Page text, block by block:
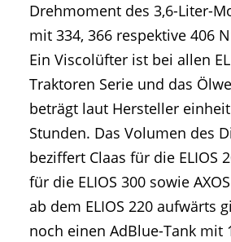
Drehmoment des 3,6-Liter-
mit 334, 366 respektive 406
Ein Viscolüfter ist bei allen
Traktoren Serie und das
beträgt laut Hersteller
Stunden. Das Volumen des
beziffert Claas für die ELIOS
für die ELIOS 300 sowie
ab dem ELIOS 220 aufwärts
noch einen AdBlue-Tank mit